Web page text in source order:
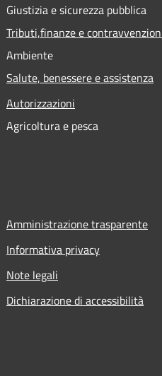
Giustizia e sicurezza pubblica
Tributi,finanze e
Ambiente
Salute, benessere e assistenza
Autorizzazioni
Agricoltura e pesca
Amministrazione trasparente
Informativa privacy
Note legali
Dichiarazione di accessibilità